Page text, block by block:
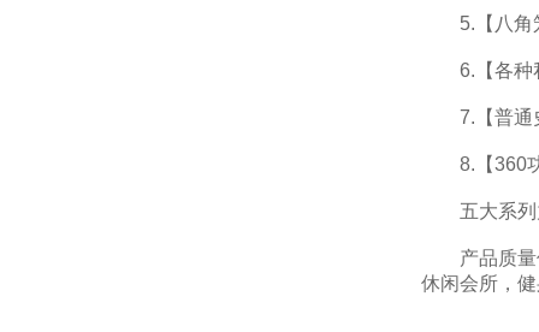
5.【八角笼
6.【各种私
7.【普通史
8.【360功
五大系列力
产品质量保
休闲会所，